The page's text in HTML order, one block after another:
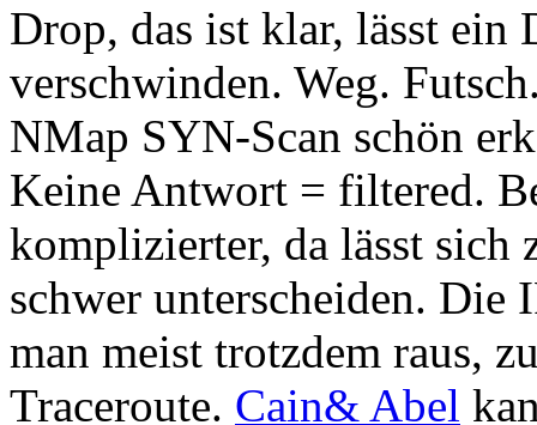
Drop, das ist klar, lässt ein
verschwinden. Weg.
NMap SYN-Scan schön
Keine Antwort = filtered.
komplizierter, da lässt sich
schwer unterscheiden. Die
man meist trotzdem raus,
Traceroute. Cain& Abel